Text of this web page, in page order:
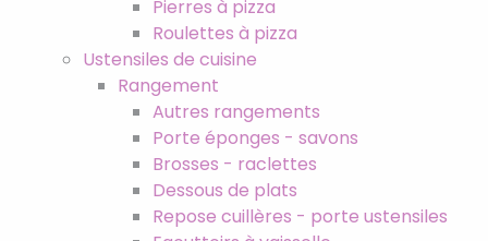
Pierres à pizza
Roulettes à pizza
Ustensiles de cuisine
Rangement
Autres rangements
Porte éponges - savons
Brosses - raclettes
Dessous de plats
Repose cuillères - porte ustensiles